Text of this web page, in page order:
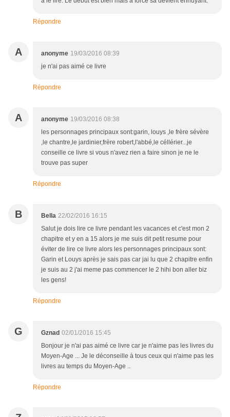
Répondre
A anonyme 19/03/2016 08:39
je n'ai pas aimé ce livre
Répondre
A anonyme 19/03/2016 08:38
les personnages principaux sont:garin, louys ,le frère sévère
,le chantre,le jardinier,frère robert,l'abbé,le céllérier...je
conseille ce livre si vous n'avez rien a faire sinon je ne le
trouve pas super
Répondre
B Bella 22/02/2016 16:15
Salut je dois lire ce livre pendant les vacances et c'est mon 2
chapitre et y en a 15 alors je me suis dit petit resume pour
éviter de lire ce livre alors les personnages principaux sont:
Garin et Louys après je sais pas car jai lu que 2 chapitre enfin
je suis au 2 j'ai meme pas commencer le 2 hihi bon aller biz
les gens!
Répondre
G Gznad 02/01/2016 15:45
Bonjour je n'ai pas aimé ce livre car je n'aime pas les livres du
Moyen-Age ... Je le déconseille à tous ceux qui n'aime pas les
livres au temps du Moyen-Age ..
Répondre